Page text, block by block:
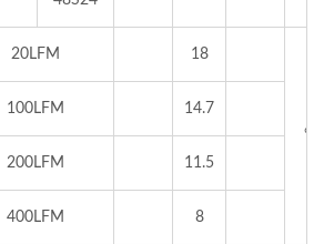
20LFM 18
100LFM 14.7
200LFM 11.5
400LFM 8